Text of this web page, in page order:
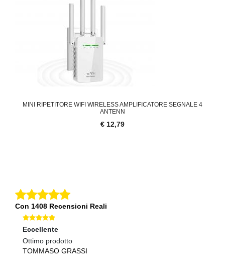
MINI RIPETITORE WIFI WIRELESS AMPLIFICATORE SEGNALE 4
ANTENN
€ 12,79
Con 1408 Recensioni Reali
Eccellente
Ottimo prodotto
TOMMASO GRASSI